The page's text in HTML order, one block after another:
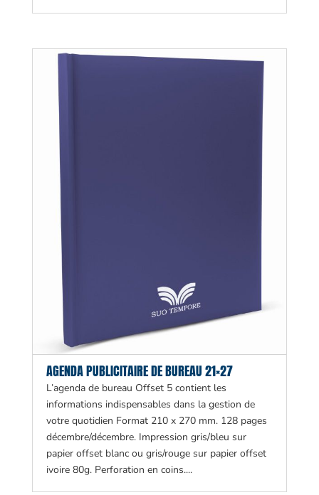
AGENDA PUBLICITAIRE DE BUREAU 21×27
L’agenda de bureau Offset 5 contient les
informations indispensables dans la gestion de
votre quotidien Format 210 x 270 mm. 128 pages
décembre/décembre. Impression gris/bleu sur
papier offset blanc ou gris/rouge sur papier offset
ivoire 80g. Perforation en coins....